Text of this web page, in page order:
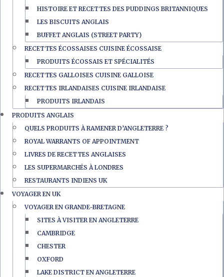
HISTOIRE ET RECETTES DES PUDDINGS BRITANNIQUES
LES BISCUITS ANGLAIS
BUFFET ANGLAIS (STREET PARTY)
RECETTES ÉCOSSAISES CUISINE ÉCOSSAISE
PRODUITS ÉCOSSAIS ET SPÉCIALITÉS
RECETTES GALLOISES CUISINE GALLOISE
RECETTES IRLANDAISES CUISINE IRLANDAISE
PRODUITS IRLANDAIS
PRODUITS ANGLAIS
QUELS PRODUITS À RAMENER D’ANGLETERRE ?
ROYAL WARRANTS OF APPOINTMENT
LIVRES DE RECETTES ANGLAISES
LES SUPERMARCHÉS À LONDRES
RESTAURANTS INDIENS UK
VOYAGER EN UK
VOYAGER EN GRANDE-BRETAGNE
SITES À VISITER EN ANGLETERRE
CAMBRIDGE
CHESTER
OXFORD
LAKE DISTRICT EN ANGLETERRE